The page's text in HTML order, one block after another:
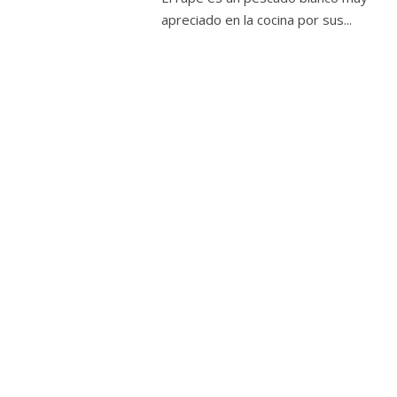
apreciado en la cocina por sus...